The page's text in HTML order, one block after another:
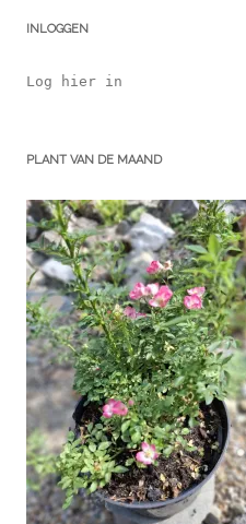
INLOGGEN
Log hier in
PLANT VAN DE MAAND